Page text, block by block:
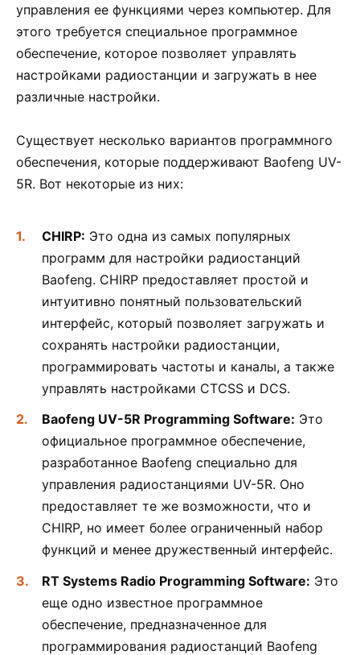
управления ее функциями через компьютер. Для
этого требуется специальное программное
обеспечение, которое позволяет управлять
настройками радиостанции и загружать в нее
различные настройки.
Существует несколько вариантов программного
обеспечения, которые поддерживают Baofeng UV-
5R. Вот некоторые из них:
CHIRP: Это одна из самых популярных
программ для настройки радиостанций
Baofeng. CHIRP предоставляет простой и
интуитивно понятный пользовательский
интерфейс, который позволяет загружать и
сохранять настройки радиостанции,
программировать частоты и каналы, а также
управлять настройками CTCSS и DCS.
Baofeng UV-5R Programming Software: Это
официальное программное обеспечение,
разработанное Baofeng специально для
управления радиостанциями UV-5R. Оно
предоставляет те же возможности, что и
CHIRP, но имеет более ограниченный набор
функций и менее дружественный интерфейс.
RT Systems Radio Programming Software: Это
еще одно известное программное
обеспечение, предназначенное для
программирования радиостанций Baofeng